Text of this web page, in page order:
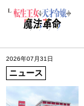
2026年07月31日
ニュース